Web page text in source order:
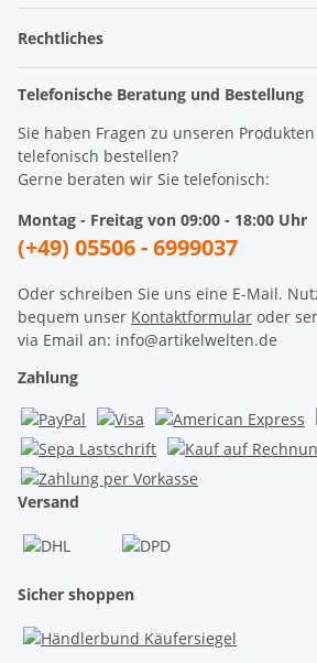
Rechtliches
Telefonische Beratung und Bestellung
Sie haben Fragen zu unseren
telefonisch bestellen?
Gerne beraten wir Sie telefonisch:
Montag - Freitag von 09:00 - 18:00 Uhr
(+49) 05506 - 6999037
Oder schreiben Sie uns eine E-Mail.
bequem unser Kontaktformular oder
via Email an: info@artikelwelten.de
Zahlung
Versand
Sicher shoppen